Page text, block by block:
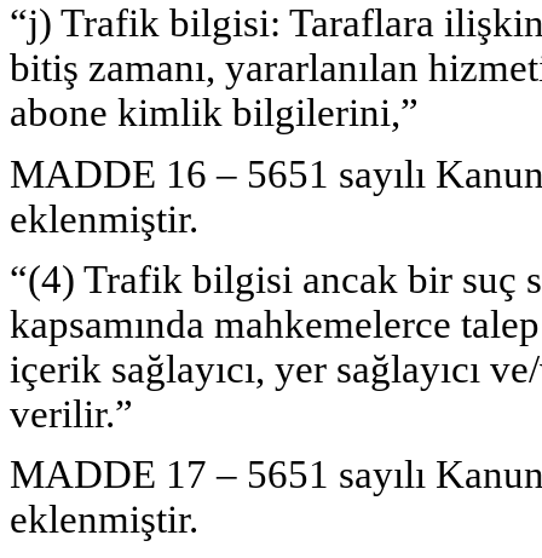
“j) Trafik bilgisi: Taraflara
bitiş zamanı, yararlanılan
abone kimlik bilgilerini,”
MADDE 16 – 5651 sayılı
eklenmiştir.
“(4) Trafik bilgisi ancak bir suç
kapsamında mahkemelerce
içerik sağlayıcı, yer sağlayıcı
verilir.”
MADDE 17 – 5651 sayılı
eklenmiştir.